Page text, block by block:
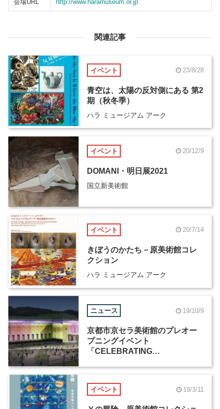
会場URL http://www.haramuseum.or.jp
関連記事
イベント 23/8/28
青空は、太陽の反対側にある 第2
期（秋冬季）
ハラ ミュージアム アーク
イベント 20/12/9
DOMANI・明日展2021
国立新美術館
イベント 20/7/14
きぼうのかたち－原美術館コレ
クション
ハラ ミュージアム アーク
ニュース 19/10/9
京都市京セラ美術館のプレオー
プニングイベント
「CELEBRATING
イベント 19/3/11